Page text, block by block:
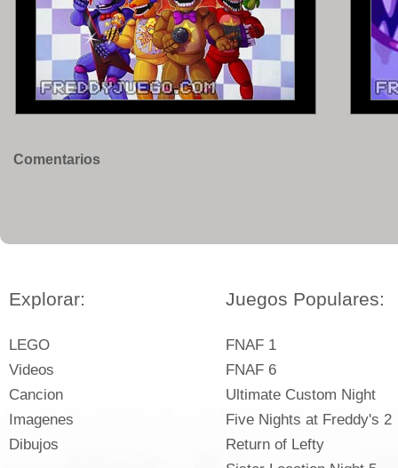
Comentarios
Explorar:
LEGO
Videos
Cancion
Imagenes
Dibujos
Juegos Populares:
FNAF 1
FNAF 6
Ultimate Custom Night
Five Nights at Freddy's 2
Return of Lefty